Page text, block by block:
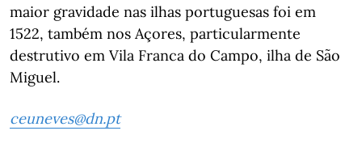
maior gravidade nas ilhas portuguesas foi em
1522, também nos Açores, particularmente
destrutivo em Vila Franca do Campo, ilha de São
Miguel.
ceuneves@dn.pt